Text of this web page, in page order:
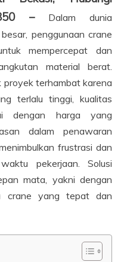
–
Dalam dunia
penggunaan crane
mempercepat dan
material berat.
proyek terhambat karena
terlalu tinggi, kualitas
dengan harga yang
dalam penawaran
frustrasi dan
pekerjaan. Solusi
mata, yakni dengan
crane yang tepat dan